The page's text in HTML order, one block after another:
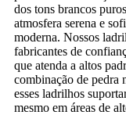
dos tons brancos
atmosfera serena e
moderna. Nossos
fabricantes de
que atenda a altos
combinação de pedra
esses ladrilhos
mesmo em áreas de